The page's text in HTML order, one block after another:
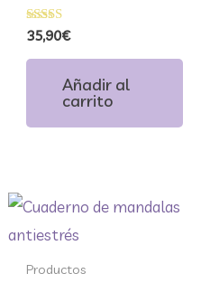
Valorado
con
5.00
35,90€
Añadir al
carrito
Productos